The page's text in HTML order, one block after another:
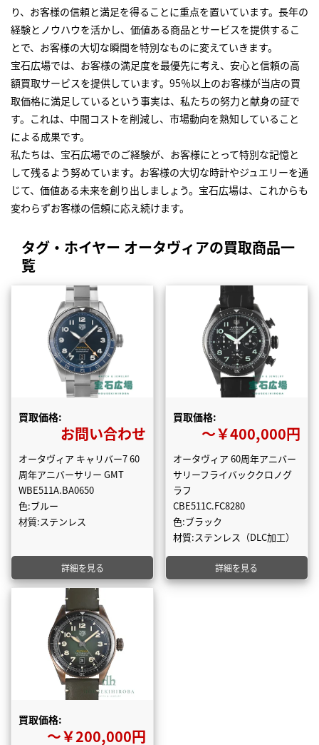
り、お客様の信頼と満足を得ることに重点を置いています。長年の
経験とノウハウを活かし、価値ある商品とサービスを提供するこ
とで、お客様の大切な瞬間を特別なものに変えていきます。
宝石広場では、お客様の満足度を最優先に考え、安心と信頼の高
額買取サービスを提供しています。95％以上のお客様が当店の買
取価格に満足しているという事実は、私たちの努力と献身の証で
す。これは、中間コストを削減し、市場動向を熟知していること
による成果です。
私たちは、宝石広場でのご経験が、お客様にとって特別な記憶と
して残るよう努めています。お客様の大切な時計やジュエリーを通
じて、価値ある未来を創り出しましょう。宝石広場は、これからも
変わらずお客様の信頼に応え続けます。
タグ・ホイヤー オータヴィアの買取商品一
覧
買取価格:
お問い合わせ
オータヴィア キャリバー7 60
周年アニバーサリー GMT
WBE511A.BA0650
色:ブルー
材質:ステンレス
詳細を見る
買取価格:
〜￥400,000円
オータヴィア 60周年アニバー
サリーフライバッククロノグ
ラフ
CBE511C.FC8280
色:ブラック
材質:ステンレス（DLC加工）
詳細を見る
買取価格:
〜￥200,000円